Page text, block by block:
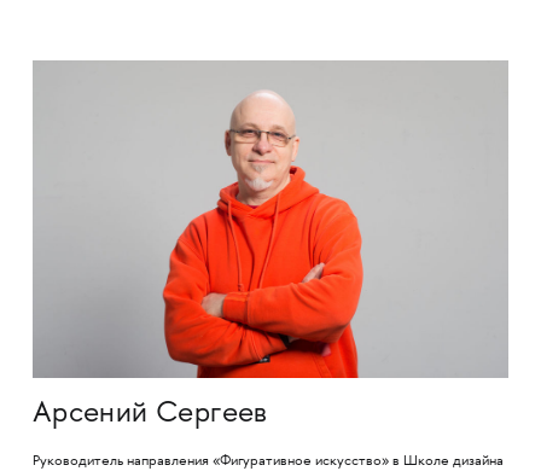
Арсений Сергеев
Руководитель направления «Фигуративное искусство» в Школе дизайна